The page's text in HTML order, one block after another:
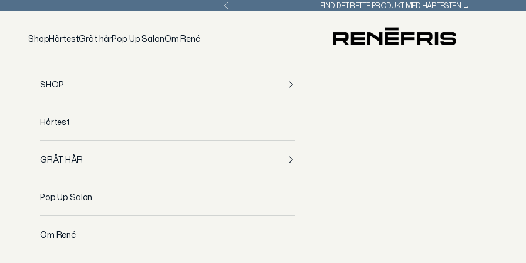
Forrige FIND DET RETTE PRODUKT MED HÅRTESTEN →
René Fris Haircare - DK
ShopHårtestGråt hårPop Up SalonOm René
SHOP
Hårtest
GRÅT HÅR
Pop Up Salon
Om René